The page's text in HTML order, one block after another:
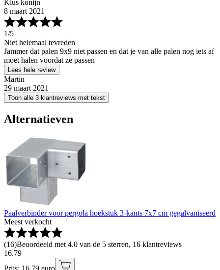
Klus konijn
8 maart 2021
1/5
Niet helemaal tevreden
Jammer dat palen 9x9 niet passen en dat je van alle palen nog iets af
moet halen voordat ze passen
Lees hele review
Martin
29 maart 2021
Toon alle 3 klantreviews met tekst
Alternatieven
Paalverbinder voor pergola hoekstuk 3-kants 7x7 cm gegalvaniseerd
Meest verkocht
(16)Beoordeeld met 4.0 van de 5 sterren, 16 klantreviews
16.79